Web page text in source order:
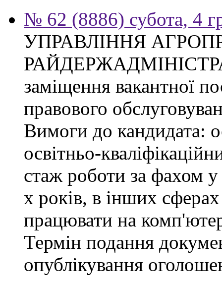
№ 62 (8886) субота, 4
УПРАВЛІННЯ
заміщення вакантної
правового
Вимоги до кандидата:
освітньо-
стаж роботи за фахом
х років, в інших
працювати на
Термін подання
опублікування